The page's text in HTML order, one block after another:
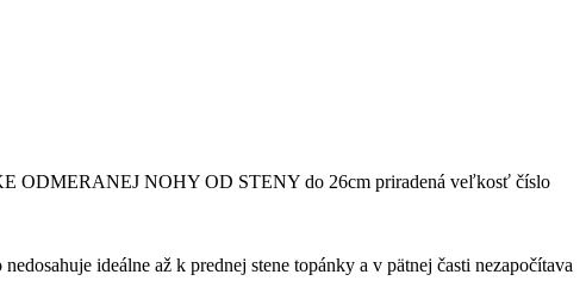
ODMERANEJ NOHY OD STENY do 26cm priradená veľkosť číslo
ideálne až k prednej stene topánky a v pätnej časti nezapočítava